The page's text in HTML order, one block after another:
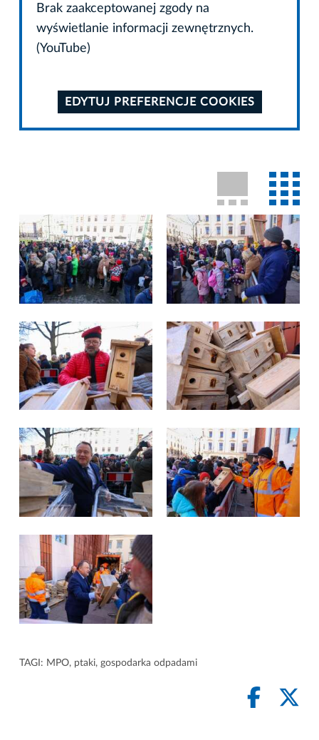
Brak zaakceptowanej zgody na
wyświetlanie informacji zewnętrznych.
(YouTube)
EDYTUJ PREFERENCJE COOKIES
TAGI: MPO, ptaki, gospodarka odpadami